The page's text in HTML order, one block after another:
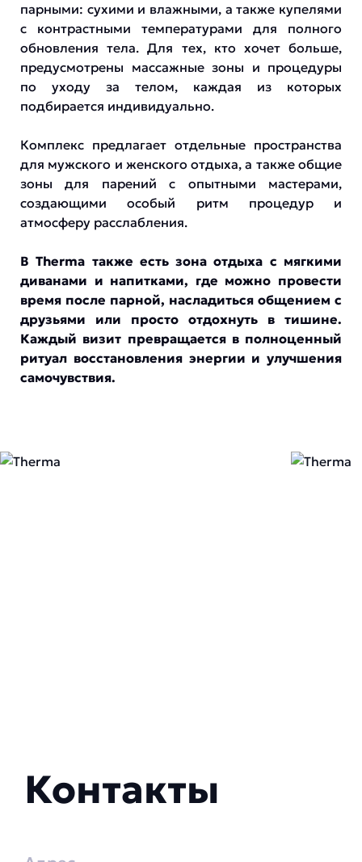
парными: сухими и влажными, а также купелями
с контрастными температурами для полного
обновления тела. Для тех, кто хочет больше,
предусмотрены массажные зоны и процедуры
по уходу за телом, каждая из которых
подбирается индивидуально.
Комплекс предлагает отдельные пространства
для мужского и женского отдыха, а также общие
зоны для парений с опытными мастерами,
создающими особый ритм процедур и
атмосферу расслабления.
В Therma также есть зона отдыха с мягкими
диванами и напитками, где можно провести
время после парной, насладиться общением с
друзьями или просто отдохнуть в тишине.
Каждый визит превращается в полноценный
ритуал восстановления энергии и улучшения
самочувствия.
Контакты